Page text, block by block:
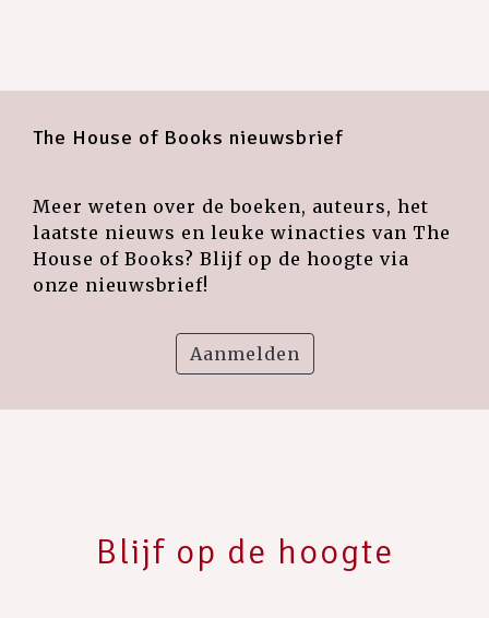
The House of Books nieuwsbrief
Meer weten over de boeken, auteurs, het
laatste nieuws en leuke winacties van The
House of Books? Blijf op de hoogte via
onze nieuwsbrief!
Aanmelden
Blijf op de hoogte